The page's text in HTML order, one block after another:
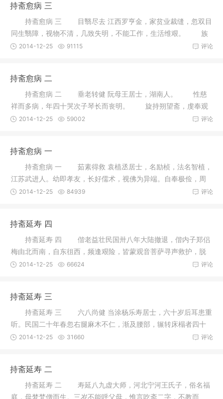
持斋愈病 三
持斋愈病 三 目翳尽去 江西罗亨金，家贫业裁缝，忽双目
同生翳障，视物不清，几致失明，不能工作，生活维艰。 族
长罗
评论
2014-12-25 91115
持斋愈病 二
持斋愈病 二 垂老转健 阮母王居士，湖南人。 性慈
祥而多病，年四十哭次子琴长而丧明。 旋持朔望斋，虔奉观
音菩萨
评论
2014-12-25 59002
持斋愈病 一
持斋愈病 一 茹素得救 袁植丞居士，名励桢，法名智植，
江苏武进人。幼即孝友，长好儒术，视佛为异端。自奉极俭，周
济亲友
评论
2014-12-25 84939
持斋延寿 四
持斋延寿 四 偕老益壮民国卅八年大陆撤退，偕内子郑侣
梅由北而南，自东徂西，频逢艰险，皆蒙观音菩萨寻声救护，脱
险来台
评论
2014-12-25 66624
持斋延寿 三
持斋延寿 三 六八尚健 当涂杨乐寿居士，六十岁后耳患重
听。民国二十年春忽右腿麻木不仁，渐及腰部，辗转床榻者四十
余日，
评论
2014-12-25 31660
持斋延寿 二
持斋延寿 二 寿延八九虚大师，河北宁河王氏子，俗名福
庭，母梦梵僧而生。三岁不能呼父母，惟言吃斋二字，不教而